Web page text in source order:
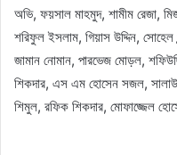
অভি, ফয়সাল মাহমুদ, শামীম রেজা,
শরিফুল ইসলাম, গিয়াস উদ্দিন, সোহেল
জামান নোমান, পারভেজ মোড়ল,
শিকদার, এস এম হোসেন সজল,
শিমুল, রফিক শিকদার, মোফাজ্জেল